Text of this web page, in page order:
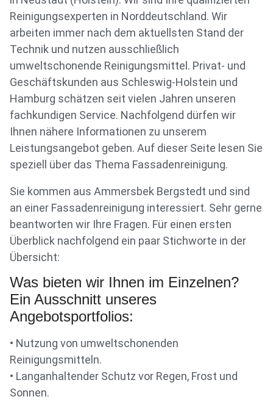
Reinigungsexperten in Norddeutschland. Wir
arbeiten immer nach dem aktuellsten Stand der
Technik und nutzen ausschließlich
umweltschonende Reinigungsmittel. Privat- und
Geschäftskunden aus Schleswig-Holstein und
Hamburg schätzen seit vielen Jahren unseren
fachkundigen Service. Nachfolgend dürfen wir
Ihnen nähere Informationen zu unserem
Leistungsangebot geben. Auf dieser Seite lesen Sie
speziell über das Thema Fassadenreinigung.
Sie kommen aus Ammersbek Bergstedt und sind
an einer Fassadenreinigung interessiert. Sehr gerne
beantworten wir Ihre Fragen. Für einen ersten
Überblick nachfolgend ein paar Stichworte in der
Übersicht:
Was bieten wir Ihnen im Einzelnen?
Ein Ausschnitt unseres
Angebotsportfolios:
• Nutzung von umweltschonenden
Reinigungsmitteln.
• Langanhaltender Schutz vor Regen, Frost und
Sonnen.